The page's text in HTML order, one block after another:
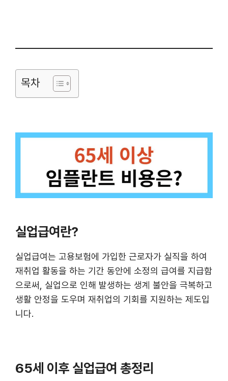
목차
실업급여란?
실업급여는 고용보험에 가입한 근로자가 실직을 하여
재취업 활동을 하는 기간 동안에 소정의 급여를 지급함
으로써, 실업으로 인해 발생하는 생계 불안을 극복하고
생활 안정을 도우며 재취업의 기회를 지원하는 제도입
니다.
65세 이후 실업급여 총정리